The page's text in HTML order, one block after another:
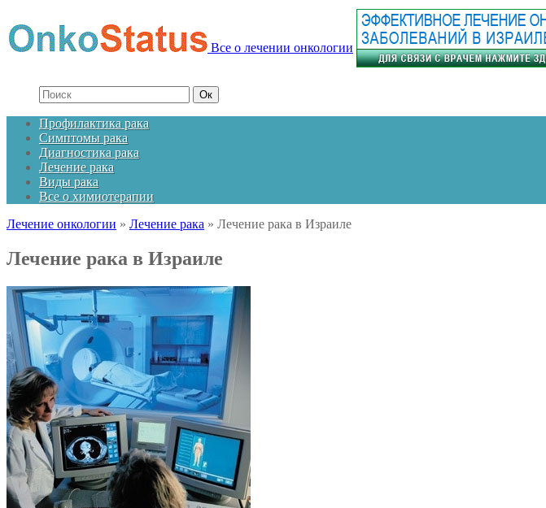
Все о лечении онкологии
Профилактика рака
Симптомы рака
Диагностика рака
Лечение рака
Виды рака
Все о химиотерапии
Лечение онкологии » Лечение рака » Лечение рака в Израиле
Лечение рака в Израиле